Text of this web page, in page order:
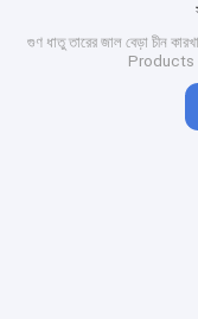
গুণ ধাতু তারের জাল বেড়া চীন
Products